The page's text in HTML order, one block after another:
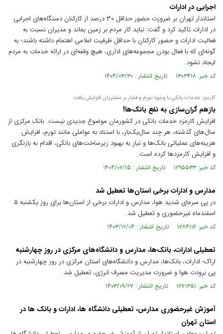
اجرایی در ادارات
استاندار تهران بر ضرورت حضور حداقل ۳۰ درصد از کارکنان دستگاه‌های اجرایی
در ادارات تاکید کرد و گفت: نباید کار مردم بر زمین بماند و مدیران نسبت به
فعالیت ادارات و حضور کارکنان با حداقل ظرفیت اعلامی اهتمام داشته باشند؛ به
گونه‌ای که با فعال بودن مجموعه‌های اداری، هیچ وقفه‌ای در ارائه خدمات به مردم
ایجاد نشود.
کد خبر: ۱۳۰۳۴۱۸ تاریخ انتشار : ۱۴۰۴/۰۳/۳۰
کارمزد خدمات بانکی با وجود تورم و فشار بر مشتریان افزایش یافت
بازهم گران‌سازی به نفع بانک‌ها!
افزایش کارمزد خدمات بانکی در کشورمان موضوع جدیدی نیست. بانک مرکزی از
سال‌های گذشته، هر چند سال‌یک‌بار، با استناد به عواملی مانند تورم، افزایش
هزینه‌های عملیاتی بانک‌ها و نیاز به بهبود زیرساخت‌های بانکی، اقدام به بازنگری
و افزایش کارمزد‌ها کرده است
کد خبر: ۱۲۹۵۵۳۳ تاریخ انتشار : ۱۴۰۴/۰۲/۱۵
مدارس و ادارات برخی استان‌ها تعطیل شد
در پی سرمای شدید هوا، مدارس و ادارات برخی از استان‌ها برای روز یکشنبه ۵
اسفندماه غیرحضوری و تعطیل شد.
کد خبر: ۱۲۸۴۱۱۶ تاریخ انتشار : ۱۴۰۳/۱۲/۰۴
تعطیلی ادارات، بانک‌ها، مدارس و دانشگاه‌های مرکزی در روز چهارشنبه
اراک- ادارات، بانک‌ها، مدارس و دانشگاه‌های استان مرکزی در روز چهارشنبه در
پی برودت هوا و ضرورت مدیریت مصرف انرژی، تعطیل شد.
کد خبر: ۱۲۷۱۳۵۱ تاریخ انتشار : ۱۴۰۳/۰۹/۲۷
آموزش غیرحضوری مدارس، تعطیلی دانشگاه ها، ادارات و بانک ها در
استان تهران